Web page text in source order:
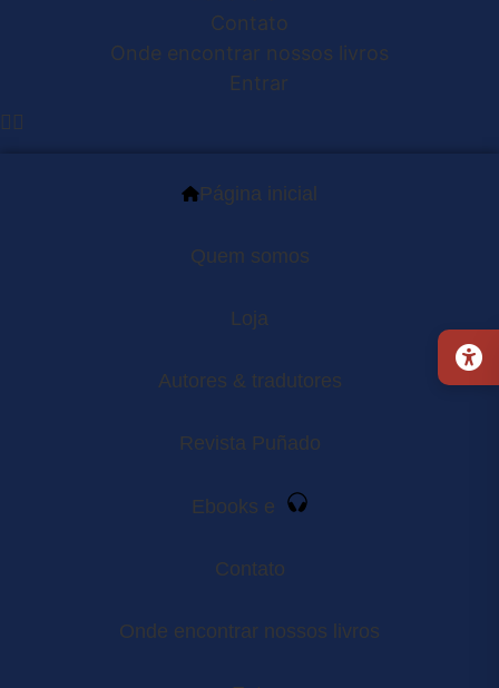
Contato
Onde encontrar nossos livros
Entrar
Página inicial
Quem somos
Loja
Autores & tradutores
Revista Puñado
Ebooks e
Contato
Onde encontrar nossos livros